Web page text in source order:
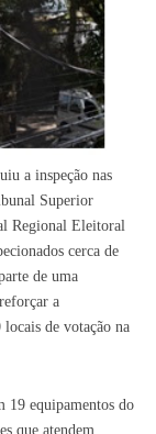
a inspeção nas
Superior
Regional Eleitoral
cerca de
de uma
a
de votação na
19 equipamentos do
que atendem